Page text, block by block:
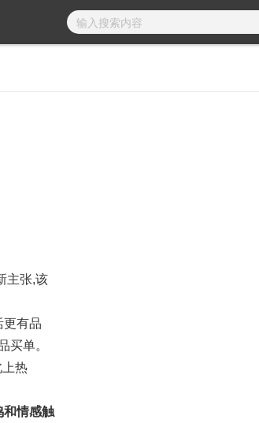
主张,该
更有品
买单。
上热
和情感触